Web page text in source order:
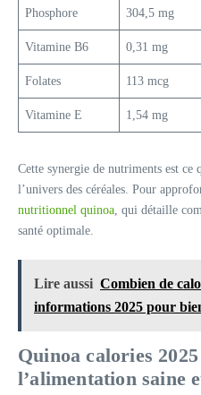
Phosphore 304,5 mg
Vitamine B6 0,31 mg
Folates 113 mcg
Vitamine E 1,54 mg
Cette synergie de nutriments est ce
l’univers des céréales. Pour
nutritionnel quinoa, qui détaille
santé optimale.
Lire aussi Combien de
informations 2025 pour
Quinoa calories
l’alimentation saine